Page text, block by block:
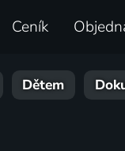
Ceník
Dětem